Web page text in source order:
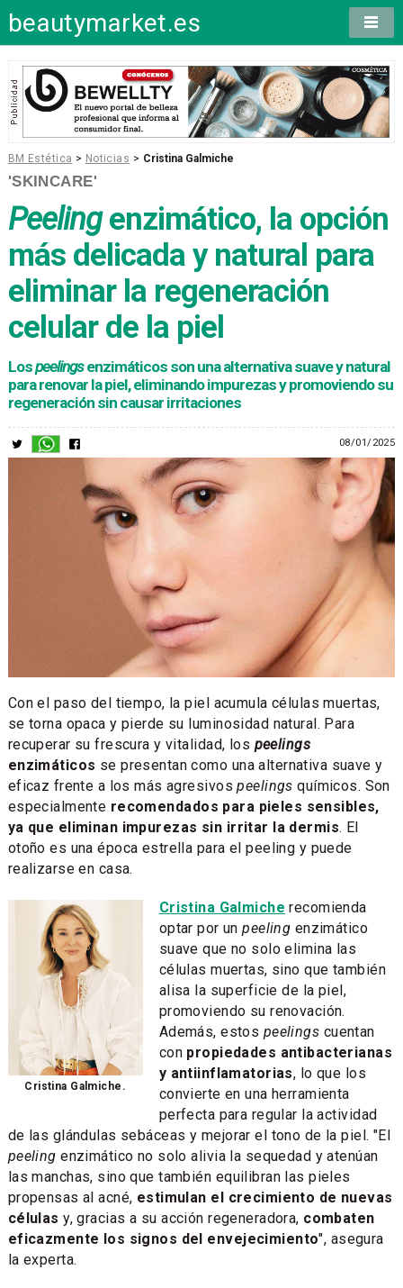
beautymarket.es
BM Estética > Noticias > Cristina Galmiche
'SKINCARE'
Peelingenzimático, la opción
más delicada y natural para
eliminar la regeneración
celular de la piel
Lospeelingsenzimáticos son una alternativa suave y natural
para renovar la piel, eliminando impurezas y promoviendo su
regeneración sin causar irritaciones
08/01/2025
Con el paso del tiempo, la piel acumula células muertas,
se torna opaca y pierde su luminosidad natural. Para
recuperar su frescura y vitalidad, los peelings
enzimáticos se presentan como una alternativa suave y
eficaz frente a los más agresivospeelingsquímicos. Son
especialmente recomendados para pieles sensibles,
ya que eliminan impurezas sin irritar la dermis. El
otoño es una época estrella para el peeling y puede
realizarse en casa.
Cristina Galmiche.
Cristina Galmiche recomienda
optar por unpeeling enzimático
suave que no solo elimina las
células muertas, sino que también
alisa la superficie de la piel,
promoviendo su renovación.
Además, estos peelings cuentan
con propiedades antibacterianas
y antiinflamatorias, lo que los
convierte en una herramienta
perfecta para regular la actividad
de las glándulas sebáceas y mejorar el tono de la piel. "El
peelingenzimático no solo alivia la sequedad y atenúan
las manchas, sino que también equilibran las pieles
propensas al acné, estimulan el crecimiento de nuevas
células y, gracias a su acción regeneradora, combaten
eficazmente los signos del envejecimiento", asegura
la experta.